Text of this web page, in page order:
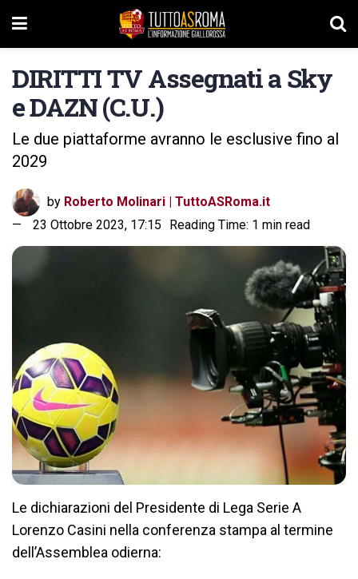
DIRITTI TV Assegnati a Sky
e DAZN (C.U.)
Le due piattaforme avranno le esclusive fino al
2029
by Roberto Molinari | TuttoASRoma.it
23 Ottobre 2023, 17:15
Reading Time: 1 min read
Le dichiarazioni del Presidente di Lega Serie A
Lorenzo Casini nella conferenza stampa al termine
dell’Assemblea odierna: